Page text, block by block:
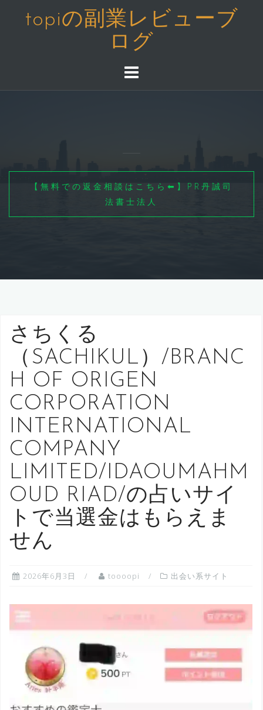
へ
topiの副業レビューブ
ログ
【無料での返金相談はこちら⬅】PR丹誠司
法書士法人
さちくる
（SACHIKUL）/BRANC
H OF ORIGEN
CORPORATION
INTERNATIONAL
COMPANY
LIMITED/IDAOUMAHM
OUD RIAD/の占いサイ
トで当選金はもらえま
せん
2026年6月3日 toooopi 出会い系サイト